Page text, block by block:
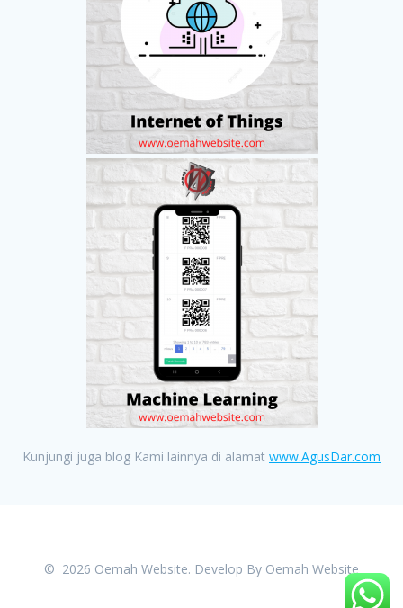
Kunjungi juga blog Kami lainnya di alamat www.AgusDar.com
© 2026 Oemah Website. Develop By Oemah Website